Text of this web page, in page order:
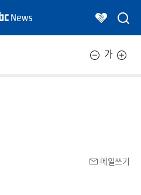
가
메일쓰기